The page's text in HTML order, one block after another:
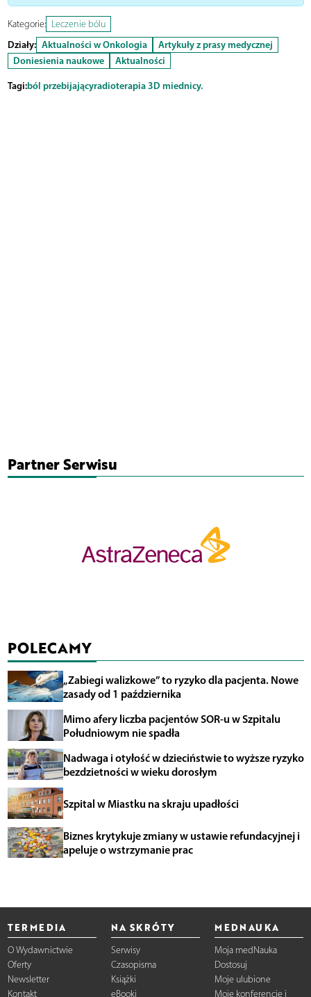
Kategorie: Leczenie bólu
Działy: Aktualności w Onkologia
Artykuły z prasy medycznej
Doniesienia naukowe
Aktualności
Tagi:ból przebijającyradioterapia 3D miednicy.
Partner Serwisu
POLECAMY
„Zabiegi walizkowe” to ryzyko dla pacjenta. Nowe
zasady od 1 października
Mimo afery liczba pacjentów SOR-u w Szpitalu
Południowym nie spadła
Nadwaga i otyłość w dzieciństwie to wyższe ryzyko
bezdzietności w wieku dorosłym
Szpital w Miastku na skraju upadłości
Biznes krytykuje zmiany w ustawie refundacyjnej i
apeluje o wstrzymanie prac
TERMEDIA
O Wydawnictwie
Oferty
Newsletter
Kontakt
NA SKRÓTY
Serwisy
Czasopisma
Książki
eBooki
MEDNAUKA
Moja medNauka
Dostosuj
Moje ulubione
Moje konferencje i